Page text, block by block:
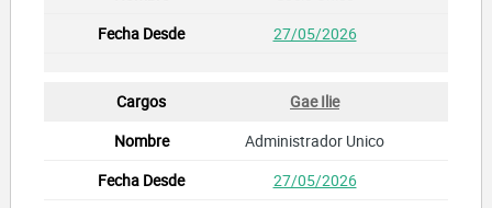
27/05/2026
Gae Ilie
Administrador Unico
27/05/2026